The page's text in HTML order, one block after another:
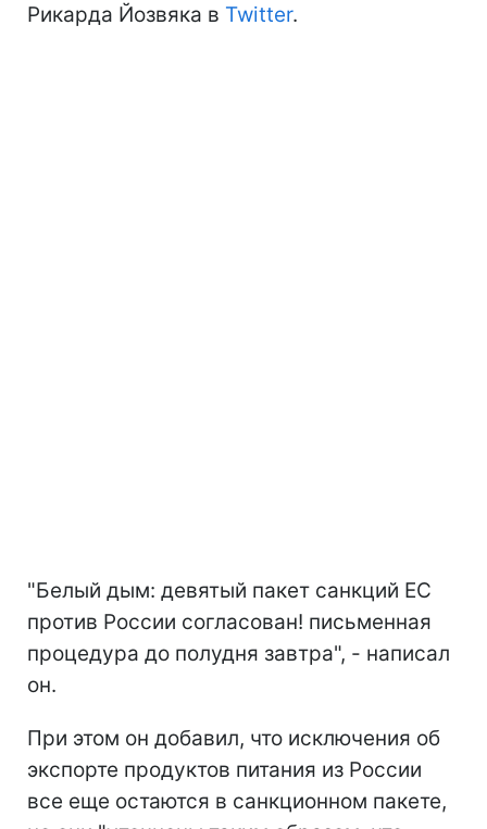
Рикарда Йозвяка в Twitter.
"Белый дым: девятый пакет санкций ЕС
против России согласован! письменная
процедура до полудня завтра", - написал
он.
При этом он добавил, что исключения об
экспорте продуктов питания из России
все еще остаются в санкционном пакете,